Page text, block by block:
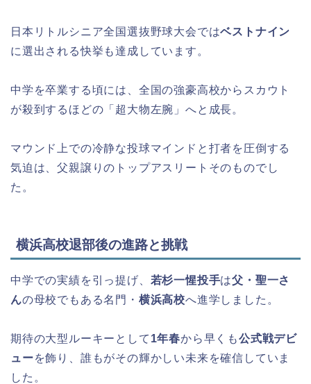
日本リトルシニア全国選抜野球大会ではベストナイン
に選出される快挙も達成しています。
中学を卒業する頃には、全国の強豪高校からスカウト
が殺到するほどの「超大物左腕」へと成長。
マウンド上での冷静な投球マインドと打者を圧倒する
気迫は、父親譲りのトップアスリートそのものでし
た。
横浜高校退部後の進路と挑戦
中学での実績を引っ提げ、 若杉一惺投手は父・聖一さ
んの母校でもある名門・ 横浜高校へ進学しました。
期待の大型ルーキーとして 1年春から早くも公式戦デビ
ューを飾り、誰もがその輝かしい未来を確信していま
した。